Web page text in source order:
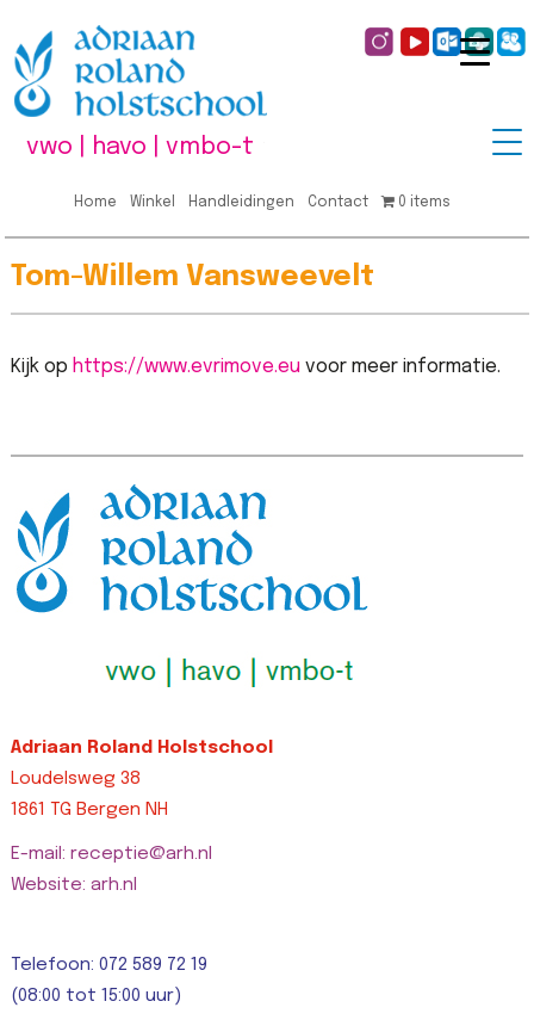
vwo | havo | vmbo-t
Home Winkel Handleidingen Contact 0 items
Tom-Willem Vansweevelt
Kijk op https://www.evrimove.euvoor meer informatie.
Adriaan Roland Holstschool
Loudelsweg 38
1861 TG Bergen NH
E-mail: receptie@arh.nl
Website: arh.nl
Telefoon: 072 589 72 19
(08:00 tot 15:00 uur)